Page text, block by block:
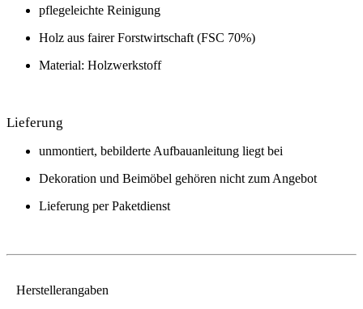
pflegeleichte Reinigung
Holz aus fairer Forstwirtschaft (FSC 70%)
Material: Holzwerkstoff
Lieferung
unmontiert, bebilderte Aufbauanleitung liegt bei
Dekoration und Beimöbel gehören nicht zum Angebot
Lieferung per Paketdienst
Herstellerangaben